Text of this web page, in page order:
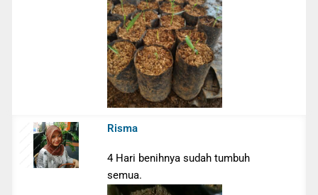
Risma
4 Hari benihnya sudah tumbuh
semua.